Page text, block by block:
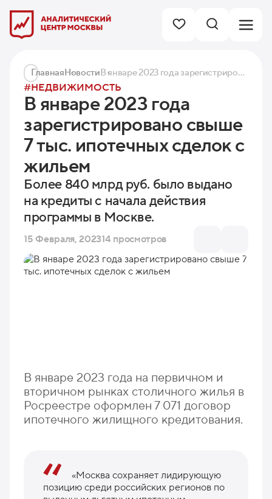
ГлавнаяНовости В январе 2023 года зарегистрировано свыше 7 тыс. ипотечных сделок с жильем
#НЕДВИЖИМОСТЬ
В январе 2023 года
зарегистрировано свыше
7 тыс. ипотечных сделок с
жильем
Более 840 млрд руб. было выдано
на кредиты с начала действия
программы в Москве.
15 Февраля, 202314 просмотров
В январе 2023 года на первичном и
вторичном рынках столичного жилья в
Росреестре оформлен 7 071 договор
ипотечного жилищного кредитования.
«Москва сохраняет лидирующую
позицию среди российских регионов по